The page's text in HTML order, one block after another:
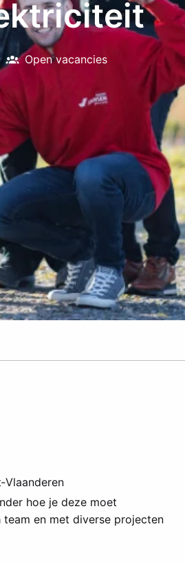
Open vacancies
hoe je deze moet
team en met diverse projecten